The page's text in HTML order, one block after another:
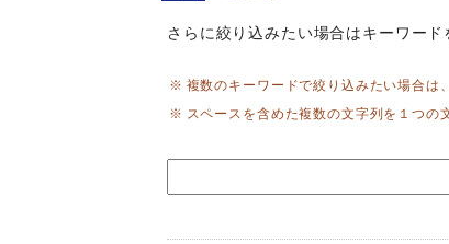
さらに絞り込みたい場合はキーワー
複数のキーワードで絞り込みたい場合は
スペースを含めた複数の文字列を１つの